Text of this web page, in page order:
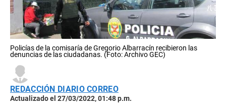
Policías de la comisaría de Gregorio Albarracín recibieron las
denuncias de las ciudadanas. (Foto: Archivo GEC)
REDACCIÓN DIARIO CORREO
Actualizado el 27/03/2022, 01:48 p.m.